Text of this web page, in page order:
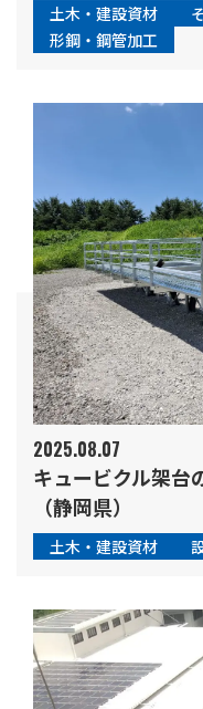
土木・建設資材
形鋼・鋼管加工
2025.08.07
キュービクル架台
（静岡県）
土木・建設資材